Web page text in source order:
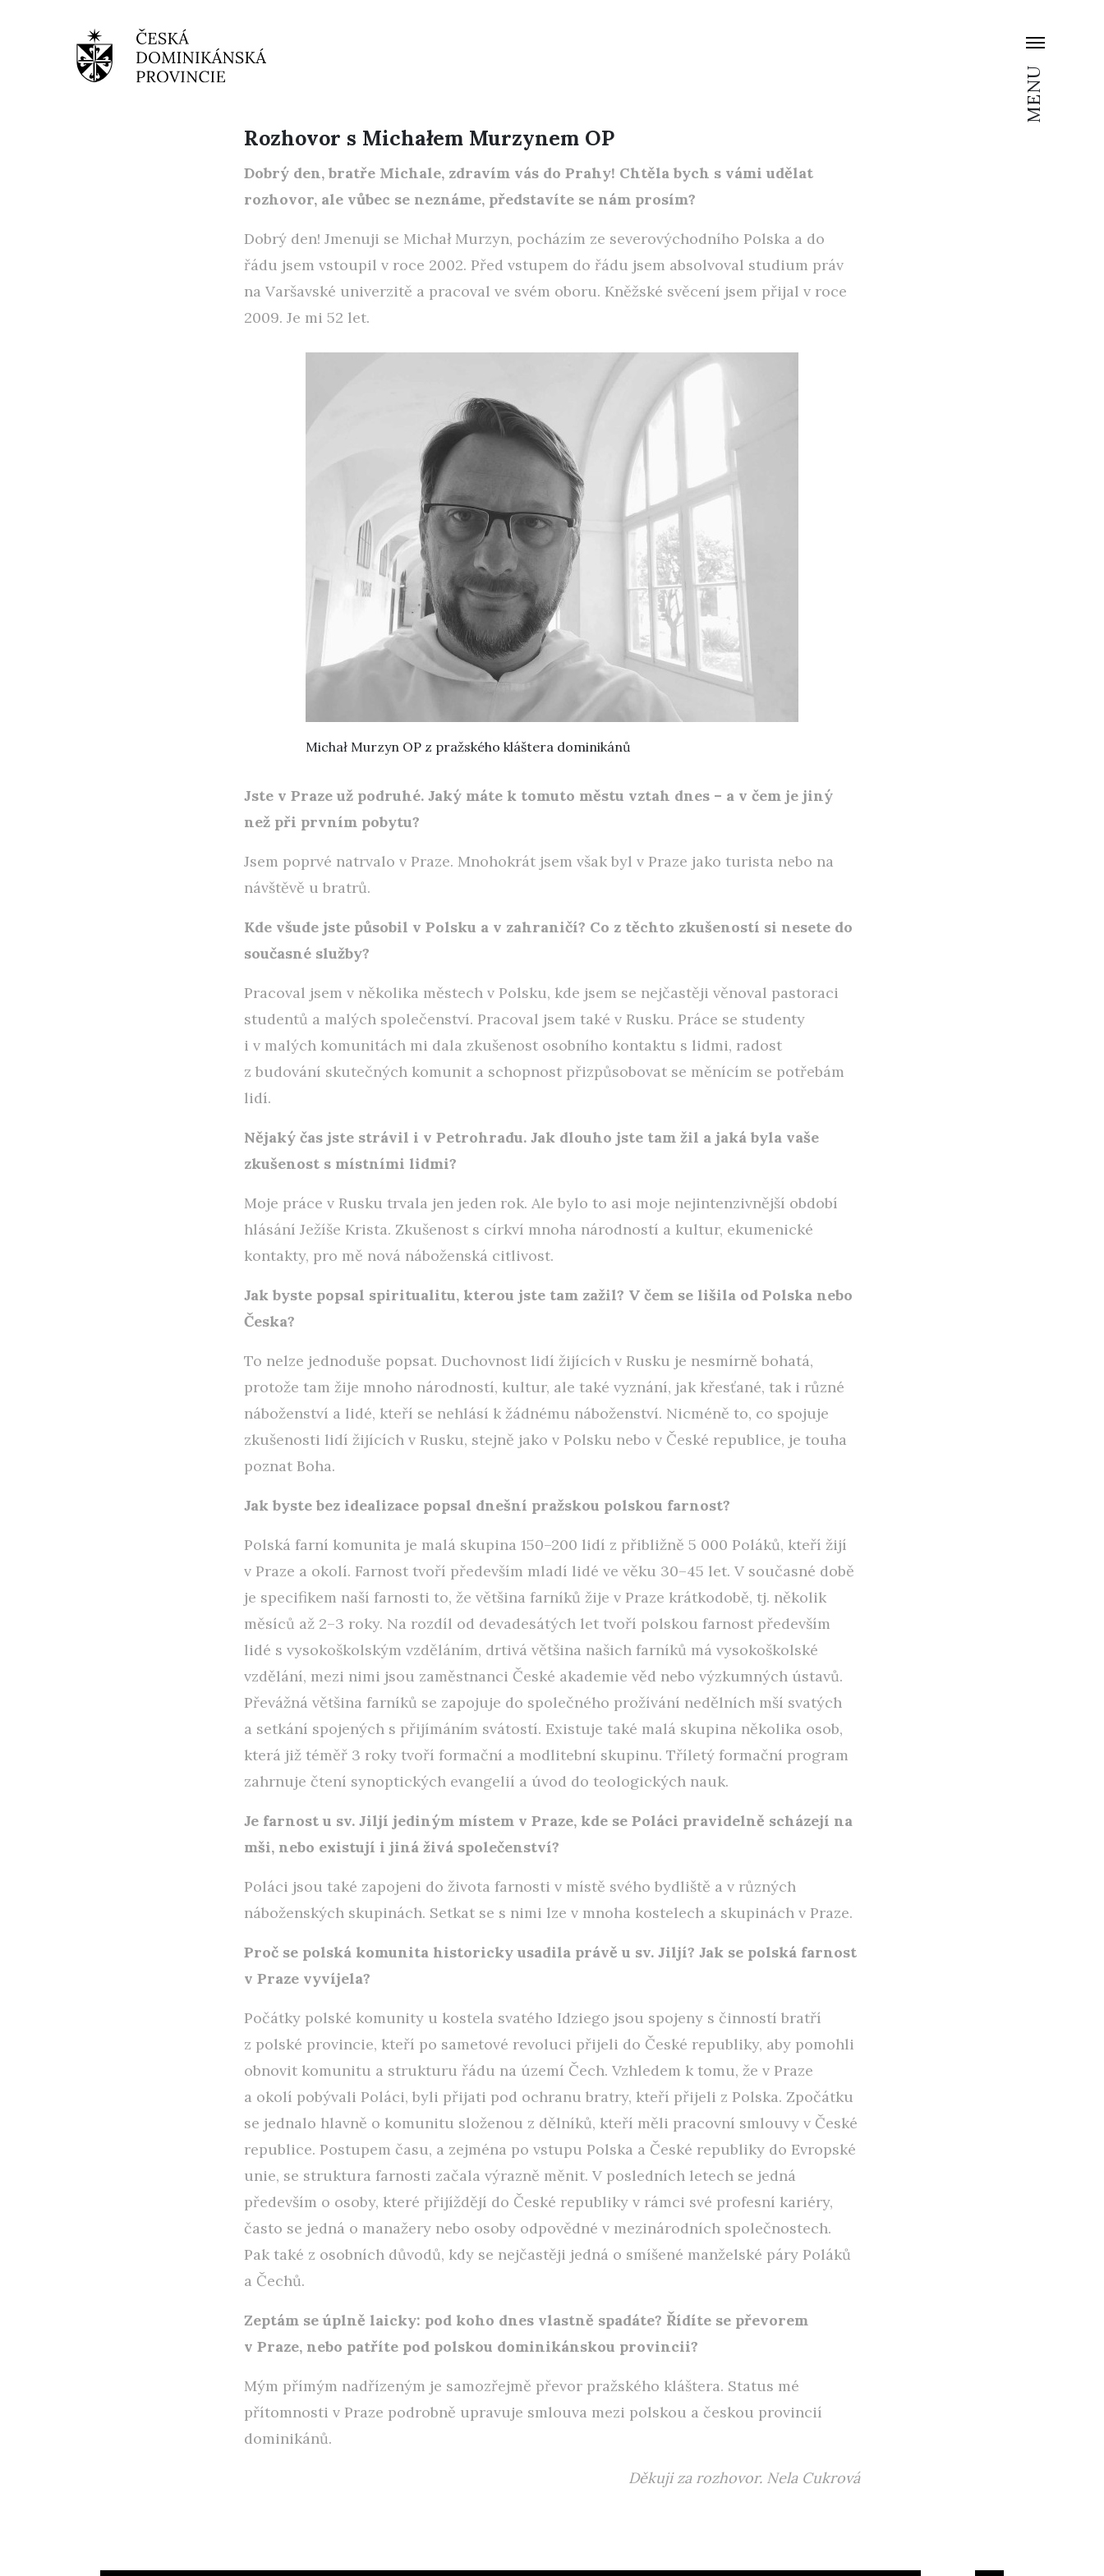
MENU
Rozhovor s Michałem Murzynem OP
Dobrý den, bratře Michale, zdravím vás do Prahy! Chtěla bych s vámi udělat
rozhovor, ale vůbec se neznáme, představíte se nám prosím?
Dobrý den! Jmenuji se Michał Murzyn, pocházím ze severovýchodního Polska a do
řádu jsem vstoupil v roce 2002. Před vstupem do řádu jsem absolvoval studium práv
na Varšavské univerzitě a pracoval ve svém oboru. Kněžské svěcení jsem přijal v roce
2009. Je mi 52 let.
Michał Murzyn OP z pražského kláštera dominikánů
Jste v Praze už podruhé. Jaký máte k tomuto městu vztah dnes – a v čem je jiný
než při prvním pobytu?
Jsem poprvé natrvalo v Praze. Mnohokrát jsem však byl v Praze jako turista nebo na
návštěvě u bratrů.
Kde všude jste působil v Polsku a v zahraničí? Co z těchto zkušeností si nesete do
současné služby?
Pracoval jsem v několika městech v Polsku, kde jsem se nejčastěji věnoval pastoraci
studentů a malých společenství. Pracoval jsem také v Rusku. Práce se studenty
i v malých komunitách mi dala zkušenost osobního kontaktu s lidmi, radost
z budování skutečných komunit a schopnost přizpůsobovat se měnícím se potřebám
lidí.
Nějaký čas jste strávil i v Petrohradu. Jak dlouho jste tam žil a jaká byla vaše
zkušenost s místními lidmi?
Moje práce v Rusku trvala jen jeden rok. Ale bylo to asi moje nejintenzivnější období
hlásání Ježíše Krista. Zkušenost s církví mnoha národností a kultur, ekumenické
kontakty, pro mě nová náboženská citlivost.
Jak byste popsal spiritualitu, kterou jste tam zažil? V čem se lišila od Polska nebo
Česka?
To nelze jednoduše popsat. Duchovnost lidí žijících v Rusku je nesmírně bohatá,
protože tam žije mnoho národností, kultur, ale také vyznání, jak křesťané, tak i různé
náboženství a lidé, kteří se nehlásí k žádnému náboženství. Nicméně to, co spojuje
zkušenosti lidí žijících v Rusku, stejně jako v Polsku nebo v České republice, je touha
poznat Boha.
Jak byste bez idealizace popsal dnešní pražskou polskou farnost?
Polská farní komunita je malá skupina 150–200 lidí z přibližně 5 000 Poláků, kteří žijí
v Praze a okolí. Farnost tvoří především mladí lidé ve věku 30–45 let. V současné době
je specifikem naší farnosti to, že většina farníků žije v Praze krátkodobě, tj. několik
měsíců až 2–3 roky. Na rozdíl od devadesátých let tvoří polskou farnost především
lidé s vysokoškolským vzděláním, drtivá většina našich farníků má vysokoškolské
vzdělání, mezi nimi jsou zaměstnanci České akademie věd nebo výzkumných ústavů.
Převážná většina farníků se zapojuje do společného prožívání nedělních mší svatých
a setkání spojených s přijímáním svátostí. Existuje také malá skupina několika osob,
která již téměř 3 roky tvoří formační a modlitební skupinu. Tříletý formační program
zahrnuje čtení synoptických evangelií a úvod do teologických nauk.
Je farnost u sv. Jiljí jediným místem v Praze, kde se Poláci pravidelně scházejí na
mši, nebo existují i jiná živá společenství?
Poláci jsou také zapojeni do života farnosti v místě svého bydliště a v různých
náboženských skupinách. Setkat se s nimi lze v mnoha kostelech a skupinách v Praze.
Proč se polská komunita historicky usadila právě u sv. Jiljí? Jak se polská farnost
v Praze vyvíjela?
Počátky polské komunity u kostela svatého Idziego jsou spojeny s činností bratří
z polské provincie, kteří po sametové revoluci přijeli do České republiky, aby pomohli
obnovit komunitu a strukturu řádu na území Čech. Vzhledem k tomu, že v Praze
a okolí pobývali Poláci, byli přijati pod ochranu bratry, kteří přijeli z Polska. Zpočátku
se jednalo hlavně o komunitu složenou z dělníků, kteří měli pracovní smlouvy v České
republice. Postupem času, a zejména po vstupu Polska a České republiky do Evropské
unie, se struktura farnosti začala výrazně měnit. V posledních letech se jedná
především o osoby, které přijíždějí do České republiky v rámci své profesní kariéry,
často se jedná o manažery nebo osoby odpovědné v mezinárodních společnostech.
Pak také z osobních důvodů, kdy se nejčastěji jedná o smíšené manželské páry Poláků
a Čechů.
Zeptám se úplně laicky: pod koho dnes vlastně spadáte? Řídíte se převorem
v Praze, nebo patříte pod polskou dominikánskou provincii?
Mým přímým nadřízeným je samozřejmě převor pražského kláštera. Status mé
přítomnosti v Praze podrobně upravuje smlouva mezi polskou a českou provincií
dominikánů.
Děkuji za rozhovor. Nela Cukrová